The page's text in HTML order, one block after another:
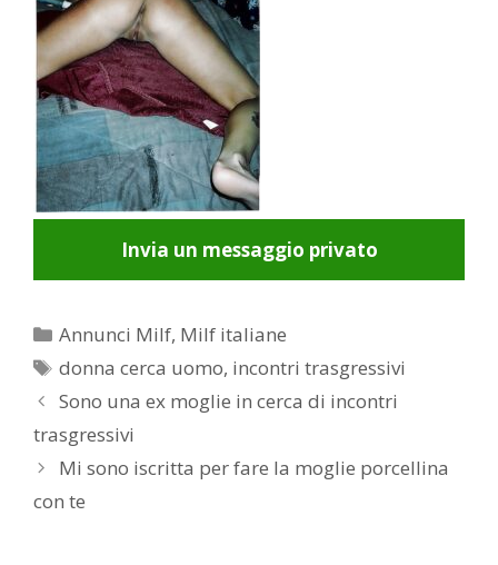
Invia un messaggio privato
Categorie
Annunci Milf, Milf italiane
Tag
donna cerca uomo, incontri trasgressivi
Post
navigation
Sono una ex moglie in cerca di incontri
trasgressivi
Mi sono iscritta per fare la moglie porcellina
con te